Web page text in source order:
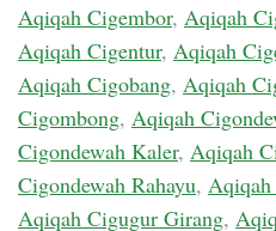
Aqiqah Cigembor, Aqiqah
Aqiqah Cigentur, Aqiqah
Aqiqah Cigobang, Aqiqah
Cigombong, Aqiqah
Cigondewah Kaler, Aqiqah
Cigondewah Rahayu,
Aqiqah Cigugur Girang,